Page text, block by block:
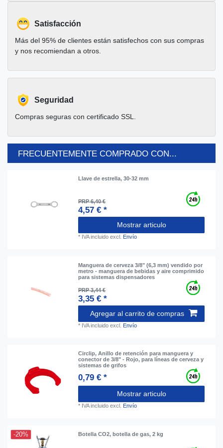
Satisfacción
Más del 95% de clientes están satisfechos con sus compras
y nos recomiendan a otros.
Seguridad
Compras seguras con certificado SSL.
FRECUENTEMENTE COMPRADO CON...
Llave de estrella, 30-32 mm
PRP 6,40 €
4,57 € *
Mostrar articulo
* IVA incluido excl. Envío
Manguera de cerveza 3/8" (6,3 mm) vendido por
metro - manguera de bebidas y aire comprimido
para sistemas dispensadores
PRP 3,44 €
3,35 € *
Agregar al carrito de compras
* IVA incluido excl. Envío
Circlip, Anillo de retención para manguera y
conector de 3/8" - Rojo, para líneas de cerveza y
sistemas de grifos
0,79 € *
Mostrar articulo
* IVA incluido excl. Envío
-20% Botella CO2, botella de gas, 2 kg